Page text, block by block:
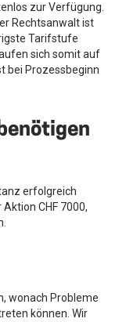
zur Verfügung.
Rechtsanwalt ist
Tarifstufe
sich somit auf
bei Prozessbeginn
erfolgreich
CHF 7000,
wonach Probleme
können. Wir